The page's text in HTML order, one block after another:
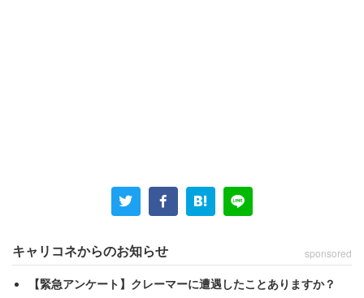
キャリコネからのお知らせ sponsored
【緊急アンケート】クレーマーに遭遇したことありますか？